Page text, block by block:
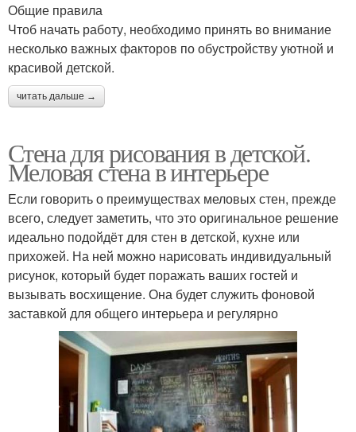
Общие правила
Чтоб начать работу, необходимо принять во внимание
несколько важных факторов по обустройству уютной и
красивой детской.
читать дальше →
Стена для рисования в детской.
Меловая стена в интерьере
Если говорить о преимуществах меловых стен, прежде
всего, следует заметить, что это оригинальное решение
идеально подойдёт для стен в детской, кухне или
прихожей. На ней можно нарисовать индивидуальный
рисунок, который будет поражать ваших гостей и
вызывать восхищение. Она будет служить фоновой
заставкой для общего интерьера и регулярно